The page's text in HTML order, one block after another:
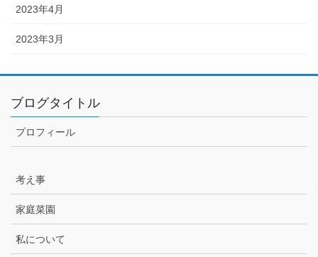
2023年4月
2023年3月
ブログタイトル
プロフィール
考え事
家庭菜園
私について